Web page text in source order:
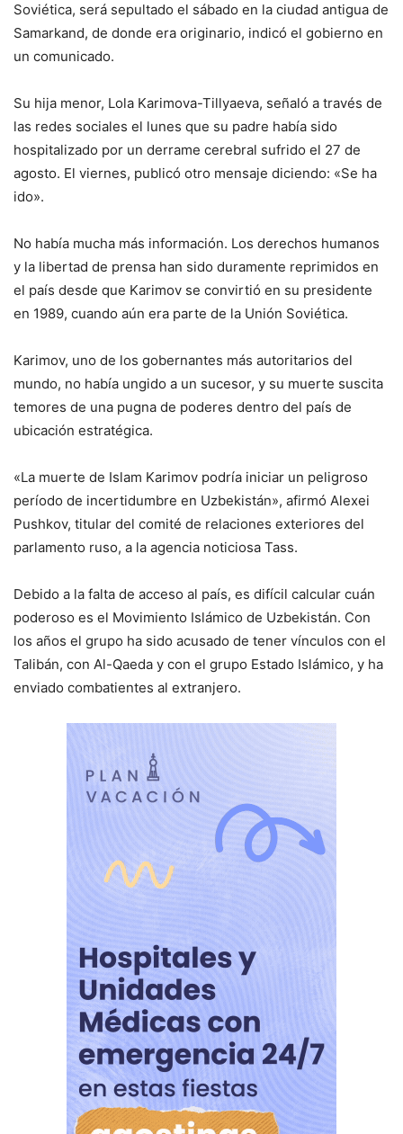
Soviética, será sepultado el sábado en la ciudad antigua de
Samarkand, de donde era originario, indicó el gobierno en
un comunicado.
Su hija menor, Lola Karimova-Tillyaeva, señaló a través de
las redes sociales el lunes que su padre había sido
hospitalizado por un derrame cerebral sufrido el 27 de
agosto. El viernes, publicó otro mensaje diciendo: «Se ha
ido».
No había mucha más información. Los derechos humanos
y la libertad de prensa han sido duramente reprimidos en
el país desde que Karimov se convirtió en su presidente
en 1989, cuando aún era parte de la Unión Soviética.
Karimov, uno de los gobernantes más autoritarios del
mundo, no había ungido a un sucesor, y su muerte suscita
temores de una pugna de poderes dentro del país de
ubicación estratégica.
«La muerte de Islam Karimov podría iniciar un peligroso
período de incertidumbre en Uzbekistán», afirmó Alexei
Pushkov, titular del comité de relaciones exteriores del
parlamento ruso, a la agencia noticiosa Tass.
Debido a la falta de acceso al país, es difícil calcular cuán
poderoso es el Movimiento Islámico de Uzbekistán. Con
los años el grupo ha sido acusado de tener vínculos con el
Talibán, con Al-Qaeda y con el grupo Estado Islámico, y ha
enviado combatientes al extranjero.